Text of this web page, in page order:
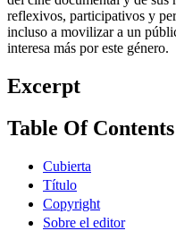
reflexivos, participativos y
incluso a movilizar a un
interesa más por este género.
Excerpt
Table Of Contents
Cubierta
Título
Copyright
Sobre el editor